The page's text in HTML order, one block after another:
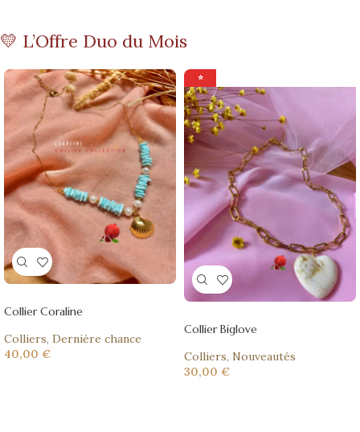
💛 L’Offre Duo du Mois
Collier Coraline
Colliers, Dernière chance
40,00 €
⭐
Collier Biglove
Colliers, Nouveautés
30,00 €